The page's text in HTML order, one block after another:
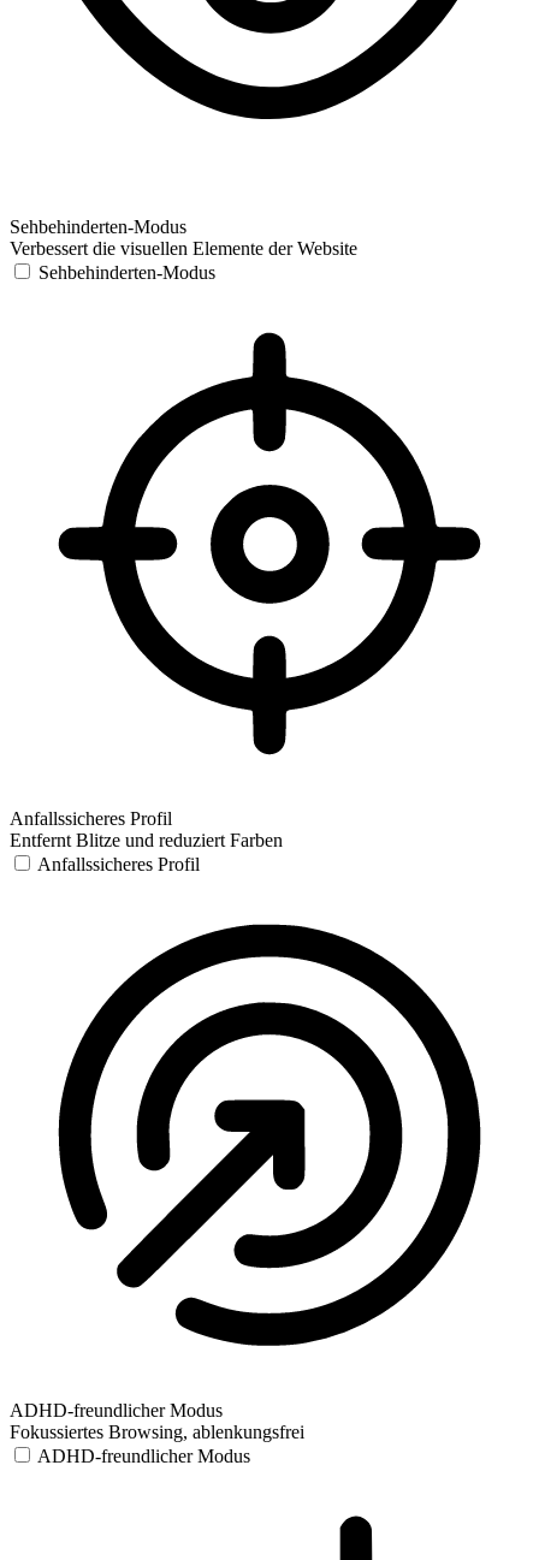
Sehbehinderten-Modus
Verbessert die visuellen Elemente der Website
Sehbehinderten-Modus
Anfallssicheres Profil
Entfernt Blitze und reduziert Farben
Anfallssicheres Profil
ADHD-freundlicher Modus
Fokussiertes Browsing, ablenkungsfrei
ADHD-freundlicher Modus